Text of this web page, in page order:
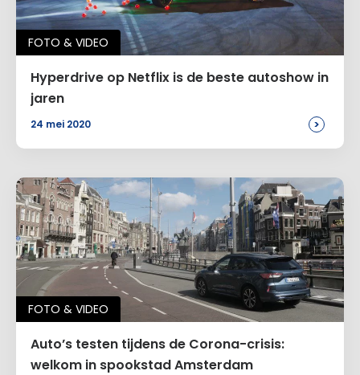
FOTO & VIDEO
Hyperdrive op Netflix is de beste autoshow in
jaren
24 mei 2020 >
FOTO & VIDEO
Auto’s testen tijdens de Corona-crisis:
welkom in spookstad Amsterdam